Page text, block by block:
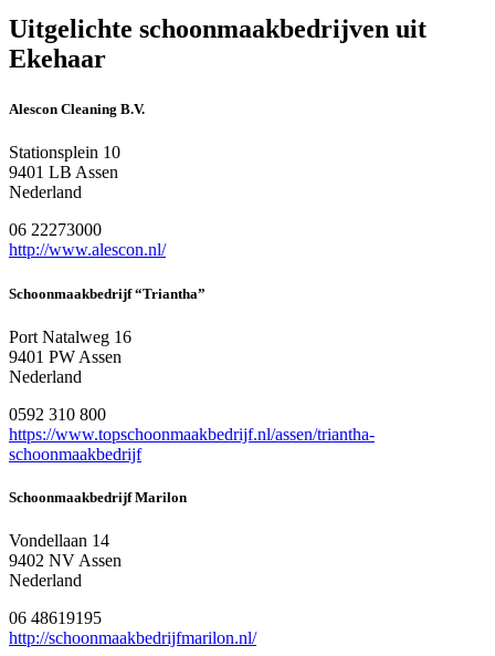
Uitgelichte schoonmaakbedrijven uit
Ekehaar
Alescon Cleaning B.V.
Stationsplein 10
9401 LB Assen
Nederland
06 22273000
http://www.alescon.nl/
Schoonmaakbedrijf “Triantha”
Port Natalweg 16
9401 PW Assen
Nederland
0592 310 800
https://www.topschoonmaakbedrijf.nl/assen/triantha-
schoonmaakbedrijf
Schoonmaakbedrijf Marilon
Vondellaan 14
9402 NV Assen
Nederland
06 48619195
http://schoonmaakbedrijfmarilon.nl/